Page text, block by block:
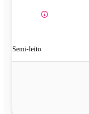
Semi-leito